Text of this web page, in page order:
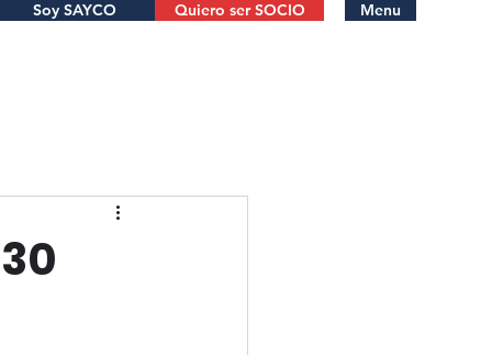
Menu
Soy SAYCO Quiero ser SOCIO